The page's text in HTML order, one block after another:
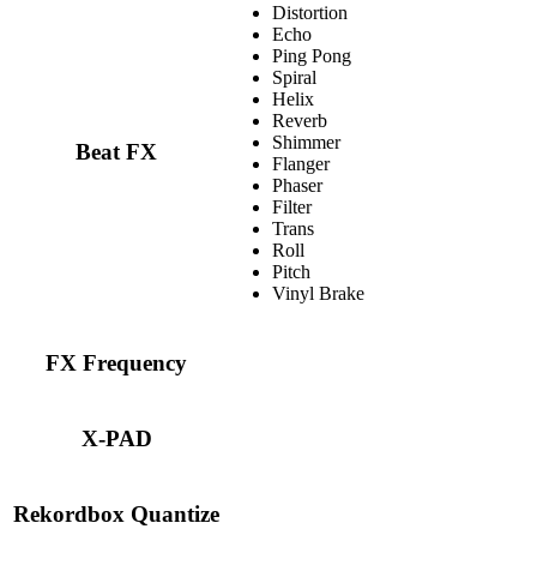
Beat FX
Distortion
Echo
Ping Pong
Spiral
Helix
Reverb
Shimmer
Flanger
Phaser
Filter
Trans
Roll
Pitch
Vinyl Brake
FX Frequency
X-PAD
Rekordbox Quantize